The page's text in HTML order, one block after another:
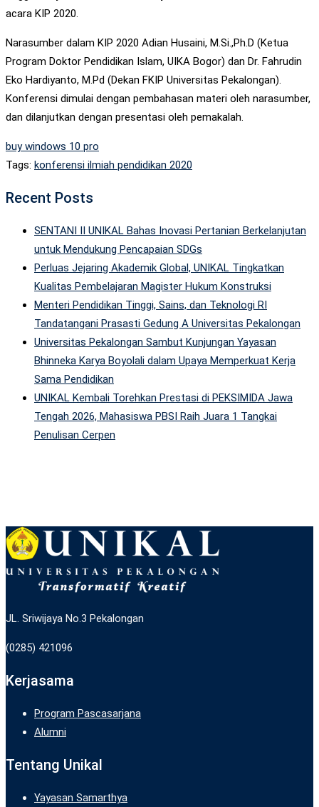
acara KIP 2020.
Narasumber dalam KIP 2020 Adian Husaini, M.Si.,Ph.D (Ketua
Program Doktor Pendidikan Islam, UIKA Bogor) dan Dr. Fahrudin
Eko Hardiyanto, M.Pd (Dekan FKIP Universitas Pekalongan).
Konferensi dimulai dengan pembahasan materi oleh narasumber,
dan dilanjutkan dengan presentasi oleh pemakalah.
buy windows 10 pro
Tags: konferensi ilmiah pendidikan 2020
Recent Posts
SENTANI II UNIKAL Bahas Inovasi Pertanian Berkelanjutan
untuk Mendukung Pencapaian SDGs
Perluas Jejaring Akademik Global, UNIKAL Tingkatkan
Kualitas Pembelajaran Magister Hukum Konstruksi
Menteri Pendidikan Tinggi, Sains, dan Teknologi RI
Tandatangani Prasasti Gedung A Universitas Pekalongan
Universitas Pekalongan Sambut Kunjungan Yayasan
Bhinneka Karya Boyolali dalam Upaya Memperkuat Kerja
Sama Pendidikan
UNIKAL Kembali Torehkan Prestasi di PEKSIMIDA Jawa
Tengah 2026, Mahasiswa PBSI Raih Juara 1 Tangkai
Penulisan Cerpen
JL. Sriwijaya No.3 Pekalongan
(0285) 421096
Kerjasama
Program Pascasarjana
Alumni
Tentang Unikal
Yayasan Samarthya